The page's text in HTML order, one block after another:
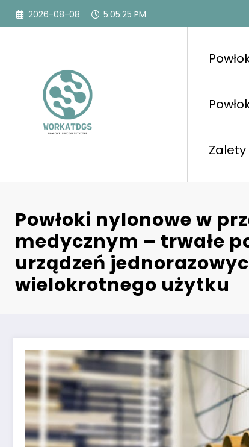
Przejdź
2026-08-08 5:05:27 PM
Zalety
Powłoki nylonowe w
medycznym – trwałe
urządzeń
wielokrotnego użytku